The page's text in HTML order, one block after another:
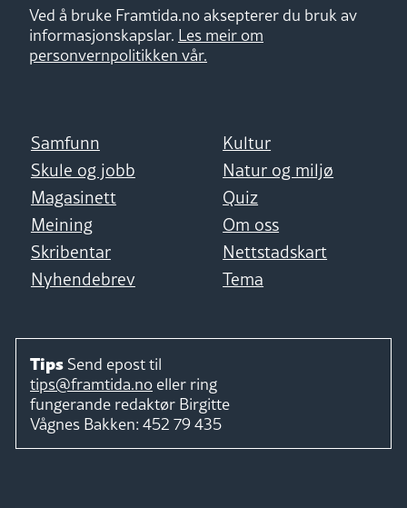
Ved å bruke Framtida.no aksepterer du bruk av
informasjonskapslar. Les meir om
personvernpolitikken vår.
Samfunn
Kultur
Skule og jobb
Natur og miljø
Magasinett
Quiz
Meining
Om oss
Skribentar
Nettstadskart
Nyhendebrev
Tema
Tips Send epost til
tips@framtida.no eller ring
fungerande redaktør Birgitte
Vågnes Bakken: 452 79 435